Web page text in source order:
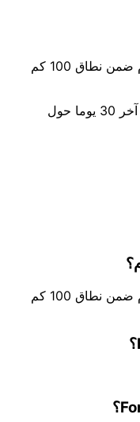
لم يتم رصد أي زلزال بقوة M4٫0+ اليوم ضمن نطاق 100 كم
لم يتم رصد أي حدث بقوة M4٫0+ خلال آخر 30 يوما حول
لم يتم رصد أي زلزال بقوة M4٫0+ اليوم ضمن نطاق 100 كم